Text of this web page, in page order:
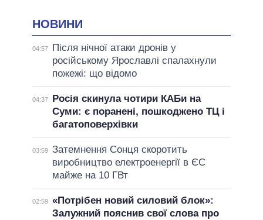
НОВИНИ
04:57
Після нічної атаки дронів у
російському Ярославлі спалахнули
пожежі: що відомо
04:37
Росія скинула чотири КАБи на
Суми: є поранені, пошкоджено ТЦ і
багатоповерхівки
03:59 Затемнення Сонця скоротить
виробництво електроенергії в ЄС
майже на 10 ГВт
02:59 «Потрібен новий силовий блок»:
Залужний пояснив свої слова про